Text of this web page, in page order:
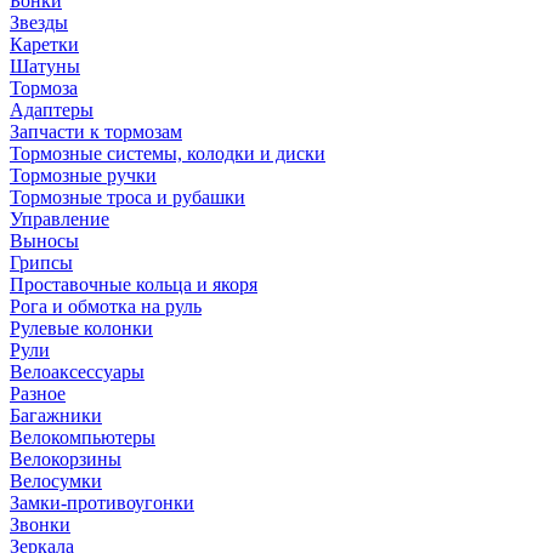
Звезды
Каретки
Шатуны
Тормоза
Адаптеры
Запчасти к тормозам
Тормозные системы, колодки и диски
Тормозные ручки
Тормозные троса и рубашки
Управление
Выносы
Грипсы
Проставочные кольца и якоря
Рога и обмотка на руль
Рулевые колонки
Рули
Велоаксессуары
Разное
Багажники
Велокомпьютеры
Велокорзины
Велосумки
Замки-противоугонки
Звонки
Зеркала